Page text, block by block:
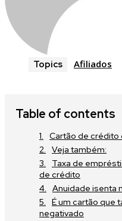
Topics Afiliados
Table of contents
Cartão de crédito
Veja também:
Taxa de
de crédito
Anuidade isenta
É um cartão que
negativado